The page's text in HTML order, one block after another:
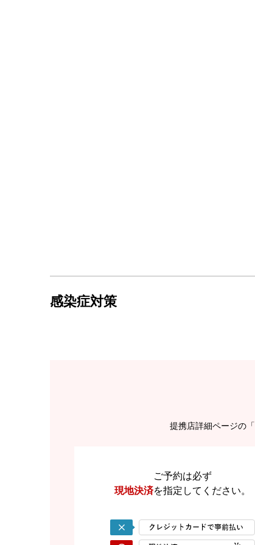
感染症対策
提携店詳細ページの「
ご予約は必ず
現地決済を指定してください。